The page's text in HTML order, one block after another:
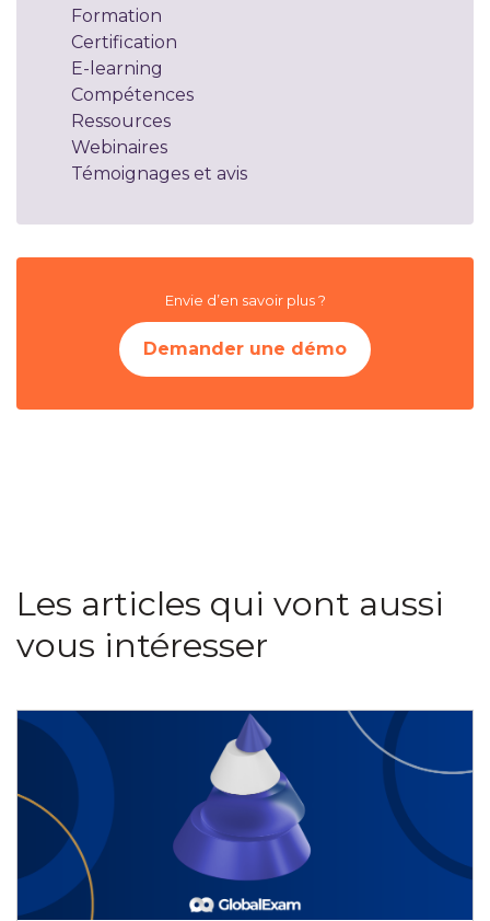
Formation
Certification
E-learning
Compétences
Ressources
Webinaires
Témoignages et avis
Envie d’en savoir plus ?
Demander une démo
Les articles qui vont aussi
vous intéresser